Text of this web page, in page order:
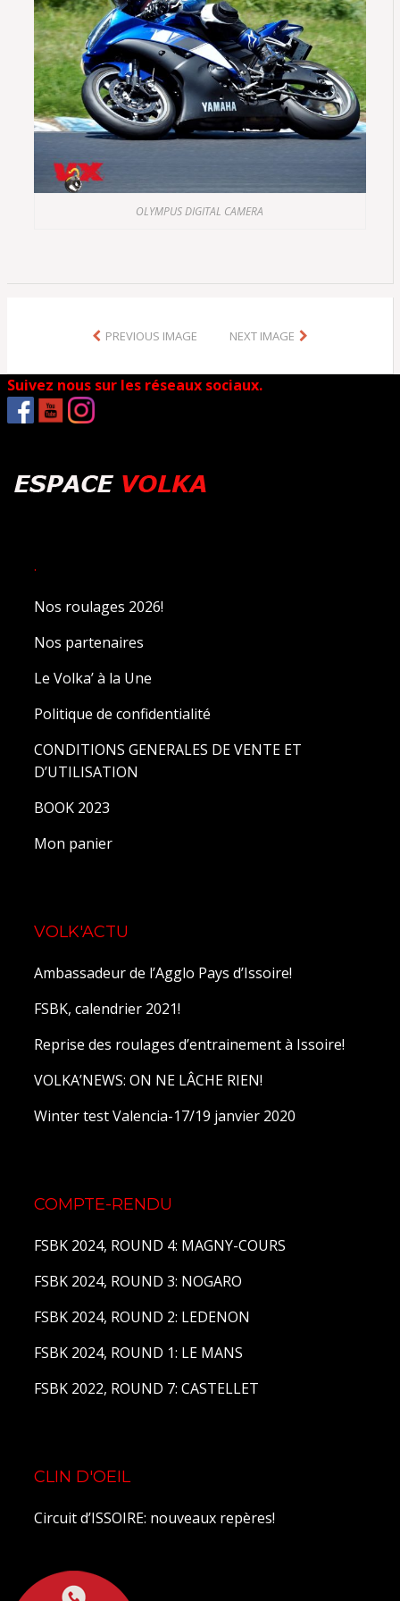
OLYMPUS DIGITAL CAMERA
PREVIOUS IMAGE NEXT IMAGE
Suivez nous sur les réseaux sociaux.
.
Nos roulages 2026!
Nos partenaires
Le Volka’ à la Une
Politique de confidentialité
CONDITIONS GENERALES DE VENTE ET
D’UTILISATION
BOOK 2023
Mon panier
VOLK'ACTU
Ambassadeur de l’Agglo Pays d’Issoire!
FSBK, calendrier 2021!
Reprise des roulages d’entrainement à Issoire!
VOLKA’NEWS: ON NE LÂCHE RIEN!
Winter test Valencia-17/19 janvier 2020
COMPTE-RENDU
FSBK 2024, ROUND 4: MAGNY-COURS
FSBK 2024, ROUND 3: NOGARO
FSBK 2024, ROUND 2: LEDENON
FSBK 2024, ROUND 1: LE MANS
FSBK 2022, ROUND 7: CASTELLET
CLIN D'OEIL
Circuit d’ISSOIRE: nouveaux repères!